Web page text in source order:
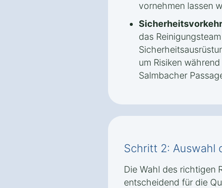
vornehmen lassen
das
um Risiken
Salmbacher
Schritt 2: Auswahl
Die Wahl des richtigen
entscheidend für die